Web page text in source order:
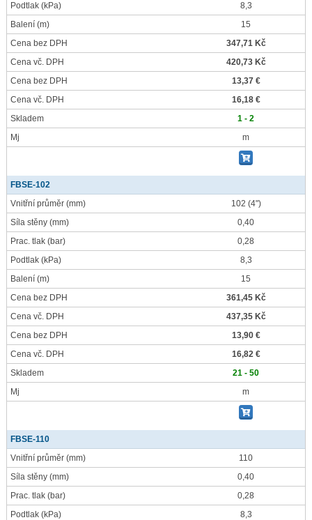
Podtlak (kPa)
8,3
Balení (m)
15
Cena bez DPH
347,71 Kč
Cena vč. DPH
420,73 Kč
Cena bez DPH
13,37 €
Cena vč. DPH
16,18 €
Skladem
1 - 2
Mj
m
FBSE-102
Vnitřní průměr (mm)
102 (4")
Síla stěny (mm)
0,40
Prac. tlak (bar)
0,28
Podtlak (kPa)
8,3
Balení (m)
15
Cena bez DPH
361,45 Kč
Cena vč. DPH
437,35 Kč
Cena bez DPH
13,90 €
Cena vč. DPH
16,82 €
Skladem
21 - 50
Mj
m
FBSE-110
Vnitřní průměr (mm)
110
Síla stěny (mm)
0,40
Prac. tlak (bar)
0,28
Podtlak (kPa)
8,3